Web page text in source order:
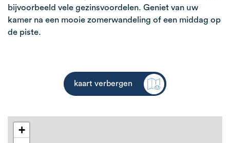
bijvoorbeeld vele gezinsvoordelen. Geniet van uw
kamer na een mooie zomerwandeling of een middag op
de piste.
kaart verbergen
+